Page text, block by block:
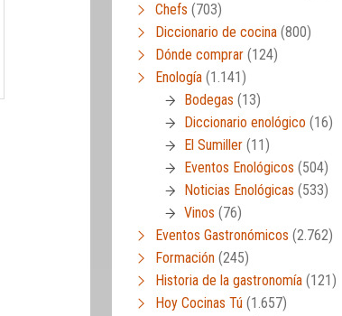
Chefs (703)
Diccionario de cocina (800)
Dónde comprar (124)
Enología (1.141)
Bodegas (13)
Diccionario enológico (16)
El Sumiller (11)
Eventos Enológicos (504)
Noticias Enológicas (533)
Vinos (76)
Eventos Gastronómicos (2.762)
Formación (245)
Historia de la gastronomía (121)
Hoy Cocinas Tú (1.657)